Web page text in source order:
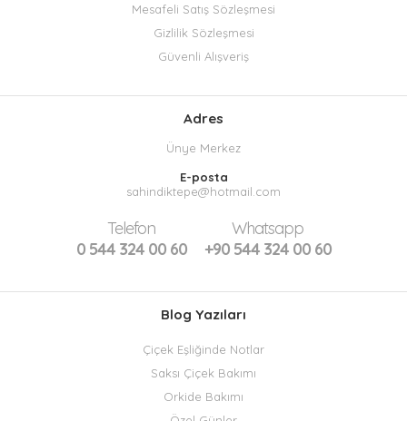
Mesafeli Satış Sözleşmesi
Gizlilik Sözleşmesi
Güvenli Alışveriş
Adres
Ünye Merkez
E-posta
sahindiktepe@hotmail.com
Telefon
0 544 324 00 60
Whatsapp
+90 544 324 00 60
Blog Yazıları
Çiçek Eşliğinde Notlar
Saksı Çiçek Bakımı
Orkide Bakımı